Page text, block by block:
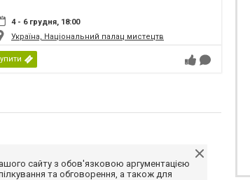
4 - 6 грудня, 18:00
Україна, Національний палац мистецтв
сайту з обов'язковою аргументацією
та обговорення, а також для